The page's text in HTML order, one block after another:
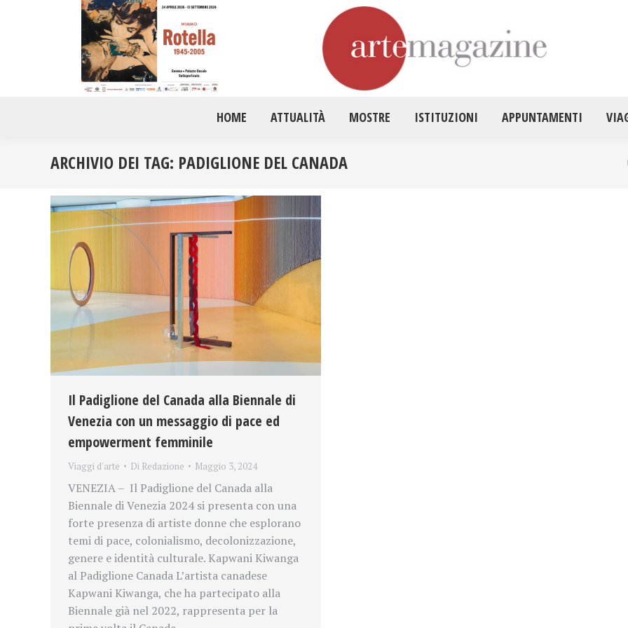
HOME ATTUALITÀ MOSTRE ISTITUZIONI APPUNTAMENTI
ARCHIVIO DEI TAG: PADIGLIONE DEL CANADA
Il Padiglione del Canada alla Biennale di
Venezia con un messaggio di pace ed
empowerment femminile
Viaggi d'arte Di Redazione Maggio 3, 2024
VENEZIA – Il Padiglione del Canada alla
Biennale di Venezia 2024 si presenta con una
forte presenza di artiste donne che esplorano
temi di pace, colonialismo, decolonizzazione,
genere e identità culturale. Kapwani Kiwanga
al Padiglione Canada L’artista canadese
Kapwani Kiwanga, che ha partecipato alla
Biennale già nel 2022, rappresenta per la
HOME